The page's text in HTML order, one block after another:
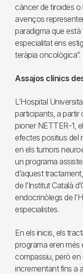
càncer de tiroides o
avenços
paradigma que
especialitat ens
teràpia oncològica”.
Assajos clínics
L’Hospital
participants, a partir
pioner NETTER-1,
efectes positius del
en els tumors
un programa
d’aquest
de l’Institut Català
endocrinòlegs de
especialistes.
En els inicis, els
programa eren més
compassiu, però en
incrementant fins a